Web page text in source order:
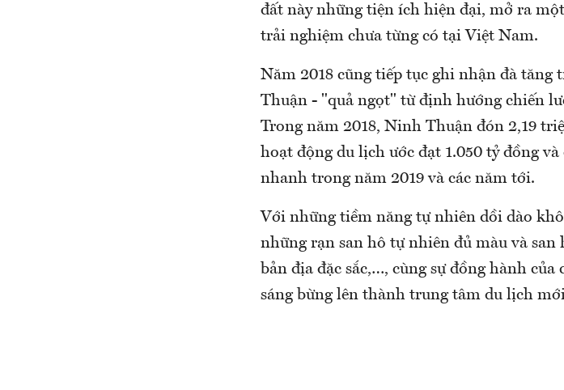
đất này những tiện ích hiện đại, mở ra
trải nghiệm chưa từng có tại Việt Nam.
Năm 2018 cũng tiếp tục ghi nhận đà
Thuận - "quả ngọt" từ định hướng chiến
Trong năm 2018, Ninh Thuận đón 2,19
hoạt động du lịch ước đạt 1.050 tỷ đồng
nhanh trong năm 2019 và các năm tới.
Với những tiềm năng tự nhiên dồi dào
những rạn san hô tự nhiên đủ màu và
bản địa đặc sắc,…, cùng sự đồng hành
sáng bừng lên thành trung tâm du lịch